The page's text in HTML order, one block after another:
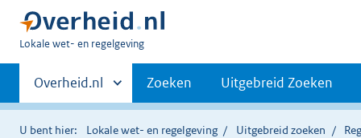
U
hier:
Lokale wet- en regelgeving
Primaire
navigatie
Andere
sites
binnen
Overheid.nl Zoeken Uitgebreid Zoeken
U bent hier: Lokale wet- en regelgeving Uitgebreid zoeken